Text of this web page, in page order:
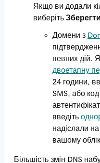
Якщо ви додали
виберіть
Домени з
певних дій.
двоетапну
24 години,
SMS, або
введіть
надіслали
вашому
Більшість змін DNS